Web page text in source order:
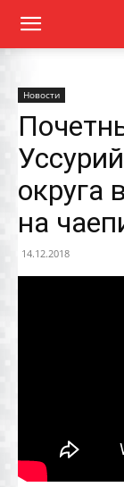
Новости
округа
на
14.12.2018